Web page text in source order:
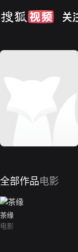
全部作品电影
茶缘
电影